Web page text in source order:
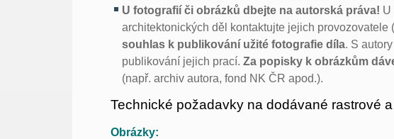
U fotografií či obrázků dbejte na autorská práva! U
architektonických děl kontaktujte jejich provozovatele
souhlas k publikování užité fotografie díla. S
publikování jejich prací.Za popisky k obrázkům
(např. archiv autora, fond NK ČR apod.).
Technické požadavky na dodávané rastrové
Obrázky: